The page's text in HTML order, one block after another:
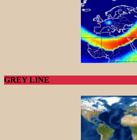
GREY LINE